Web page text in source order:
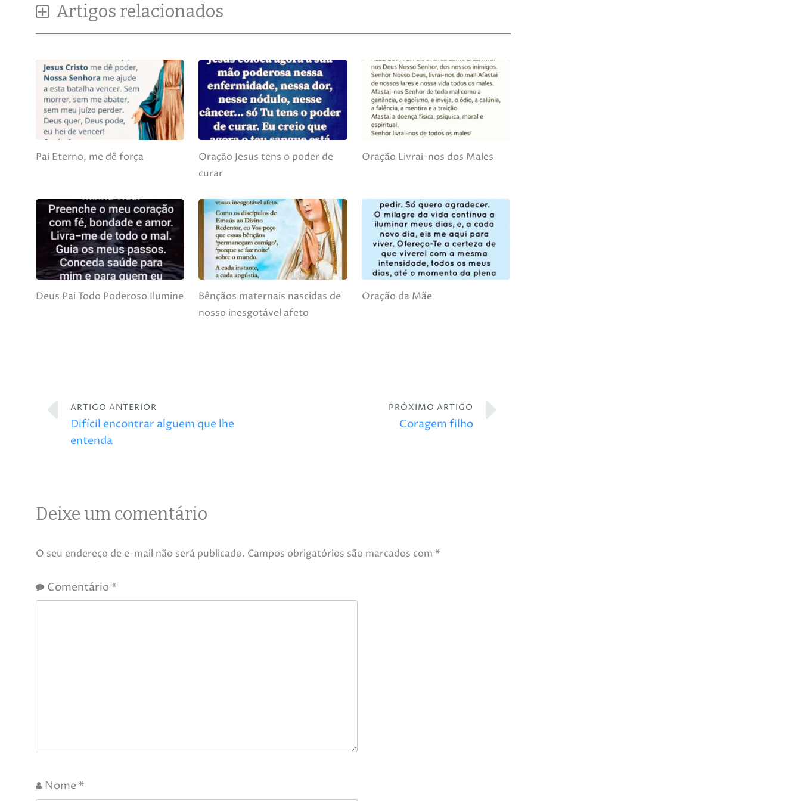
Artigos relacionados
Pai Eterno, me dê força
Oração Jesus tens o poder de
curar
Oração Livrai-nos dos Males
Deus Pai Todo Poderoso Ilumine
Bênçãos maternais nascidas de
nosso inesgotável afeto
Oração da Mãe
ARTIGO ANTERIOR
Difícil encontrar alguem que lhe
entenda
PRÓXIMO ARTIGO
Coragem filho
Deixe um comentário
O seu endereço de e-mail não será publicado. Campos obrigatórios são marcados com *
Comentário *
Nome *